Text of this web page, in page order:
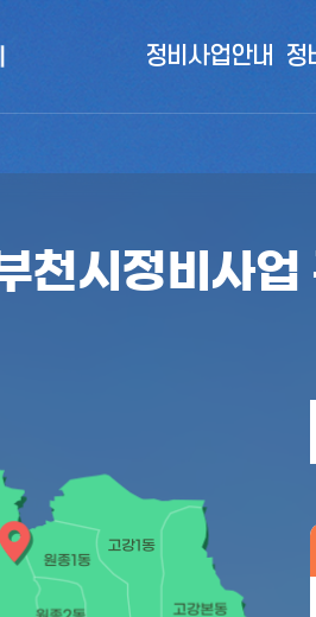
정비사업안내 정
천시정비사